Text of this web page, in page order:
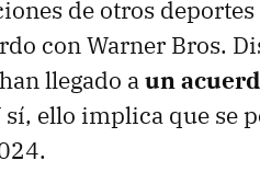
de otros deportes
con Warner Bros.
llegado aun
sí, ello implica que se